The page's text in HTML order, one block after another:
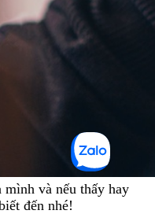
và nếu thấy hay
đến nhé!